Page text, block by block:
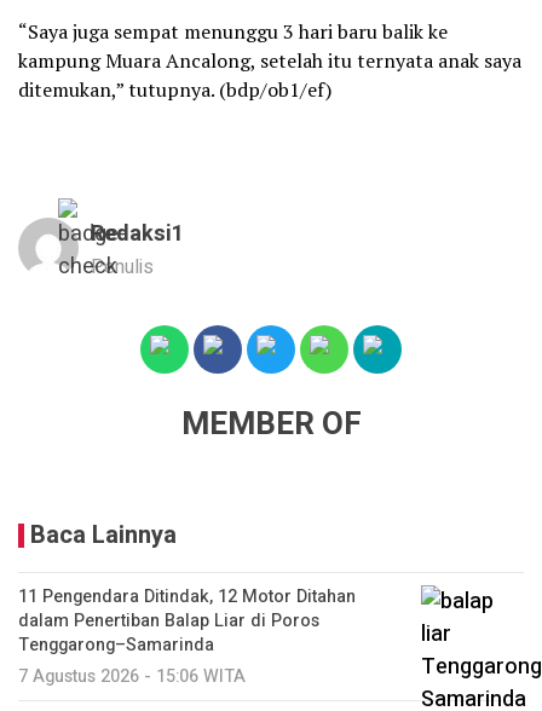
“Saya juga sempat menunggu 3 hari baru balik ke
kampung Muara Ancalong, setelah itu ternyata anak saya
ditemukan,” tutupnya. (bdp/ob1/ef)
Redaksi1
Penulis
MEMBER OF
Baca Lainnya
11 Pengendara Ditindak, 12 Motor Ditahan
dalam Penertiban Balap Liar di Poros
Tenggarong–Samarinda
7 Agustus 2026 - 15:06 WITA